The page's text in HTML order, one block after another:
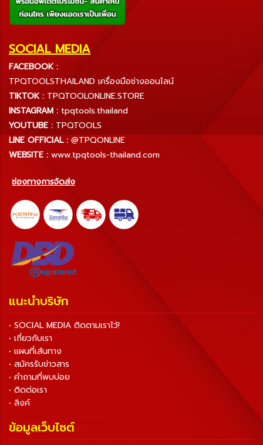
SOCIAL MEDIA
FACEBOOK :
TPQTOOLSTHAILAND เครื่องมือช่างออนไลน์
TIKTOK : TPQTOOLONLINE.STORE
INSTAGRAM : tpqtools.thailand
YOUTUBE : TPQTOOLS
LINE OFFICIAL : @TPQONLINE
WEBSITE : www.tpqtools-thailand.com
ช่องทางการจัดส่ง
แนะนำบริษัท
• SOCIAL MEDIA ติดตามเราไว้!
• เกี่ยวกับเรา
• แผนที่เส้นทาง
• สมัครรับข่าวสาร
• คำถามที่พบบ่อย
• ติดต่อเรา
• ลิงค์
ข้อมูลเว็บไซต์